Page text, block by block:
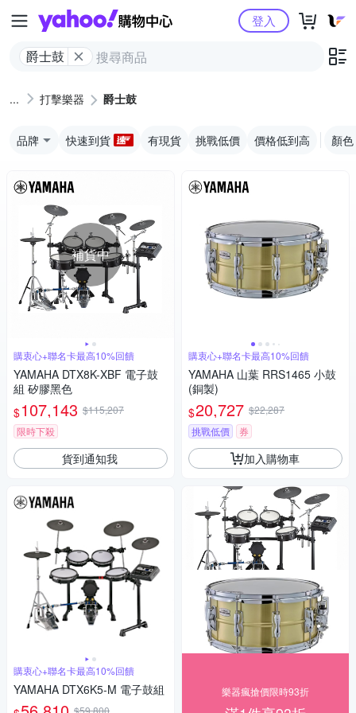
Yahoo購物中心
爵士鼓
登入
打擊樂器 爵士鼓
品牌 快速到貨 有現貨 挑戰低價 價格低到高 顏色
補貨中
購衷心+聯名卡最高10%回饋
YAMAHA DTX8K-XBF 電子鼓
組 矽膠黑色
$107,143 $115,207
限時下殺
貨到通知我
購衷心+聯名卡最高10%回饋
YAMAHA DTX6K5-M 電子鼓組
購衷心+聯名卡最高10%回饋
YAMAHA 山葉 RRS1465 小鼓
(銅製)
$20,727 $22,287
挑戰低價
券
加入購物車
樂器瘋搶價限時93折